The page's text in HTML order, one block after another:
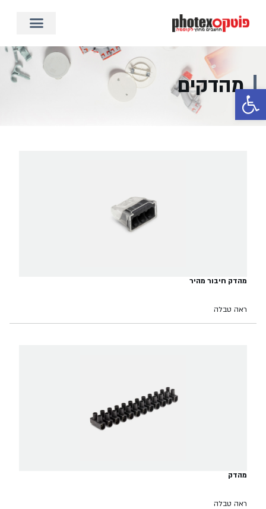
פתח סרגל נגישות
מהדקים
מהדק חיבור מהיר
ראה טבלה
מהדק
ראה טבלה